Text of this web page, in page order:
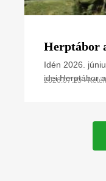
Herptábor
Idén 2026.
idei Herptábor
2026.07.23 •